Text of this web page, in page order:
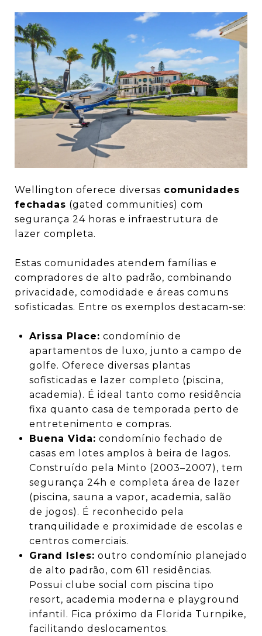
Wellington oferece diversas comunidades
fechadas (gated communities) com
segurança 24 horas e infraestrutura de
lazer completa.
Estas comunidades atendem famílias e
compradores de alto padrão, combinando
privacidade, comodidade e áreas comuns
sofisticadas. Entre os exemplos destacam-se:
Arissa Place: condomínio de
apartamentos de luxo, junto a campo de
golfe. Oferece diversas plantas
sofisticadas e lazer completo (piscina,
academia). É ideal tanto como residência
fixa quanto casa de temporada perto de
entretenimento e compras.
Buena Vida: condomínio fechado de
casas em lotes amplos à beira de lagos.
Construído pela Minto (2003–2007), tem
segurança 24h e completa área de lazer
(piscina, sauna a vapor, academia, salão
de jogos). É reconhecido pela
tranquilidade e proximidade de escolas e
centros comerciais.
Grand Isles: outro condomínio planejado
de alto padrão, com 611 residências.
Possui clube social com piscina tipo
resort, academia moderna e playground
infantil. Fica próximo da Florida Turnpike,
facilitando deslocamentos.